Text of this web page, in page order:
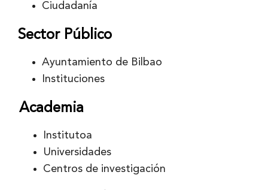
Ciudadanía
Sector Público
Ayuntamiento de Bilbao
Instituciones
Academia
Institutoa
Universidades
Centros de investigación